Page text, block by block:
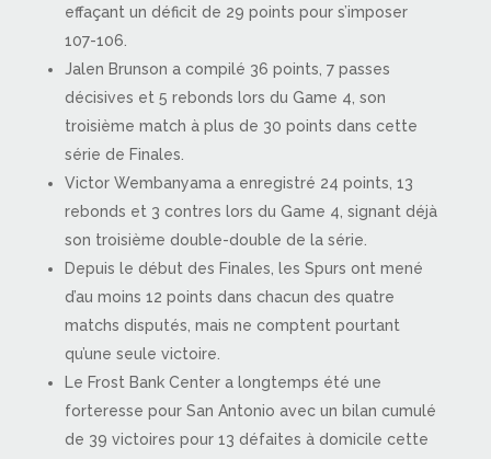
effaçant un déficit de 29 points pour s’imposer
107-106.
Jalen Brunson a compilé 36 points, 7 passes
décisives et 5 rebonds lors du Game 4, son
troisième match à plus de 30 points dans cette
série de Finales.
Victor Wembanyama a enregistré 24 points, 13
rebonds et 3 contres lors du Game 4, signant déjà
son troisième double-double de la série.
Depuis le début des Finales, les Spurs ont mené
d’au moins 12 points dans chacun des quatre
matchs disputés, mais ne comptent pourtant
qu’une seule victoire.
Le Frost Bank Center a longtemps été une
forteresse pour San Antonio avec un bilan cumulé
de 39 victoires pour 13 défaites à domicile cette